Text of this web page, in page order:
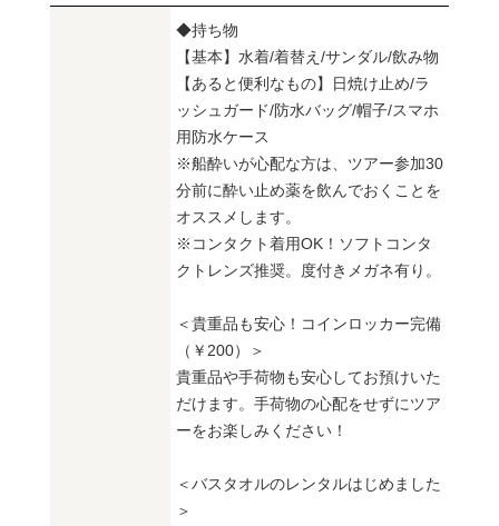
◆持ち物
【基本】水着/着替え/サンダル/飲み物
【あると便利なもの】日焼け止め/ラ
ッシュガード/防水バッグ/帽子/スマホ
用防水ケース
※船酔いが心配な方は、ツアー参加30
分前に酔い止め薬を飲んでおくことを
オススメします。
※コンタクト着用OK！ソフトコンタ
クトレンズ推奨。度付きメガネ有り。
＜貴重品も安心！コインロッカー完備
（￥200）＞
貴重品や手荷物も安心してお預けいた
だけます。手荷物の心配をせずにツア
ーをお楽しみください！
＜バスタオルのレンタルはじめました
＞